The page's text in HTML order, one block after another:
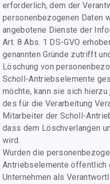
erforderlich, dem der
personenbezogenen Daten
angebotene Dienste der
Art. 8 Abs. 1 DS-GVO
genannten Gründe zutrifft
Löschung von
Scholl-Antriebselemente
möchte, kann sie sich
des für die Verarbeitung
Mitarbeiter der Scholl-
dass dem Löschverlangen
wird.
Wurden die
Antriebselemente öffentlich
Unternehmen als